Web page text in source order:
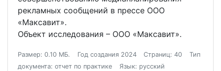
рекламных сообщений в прессе ООО
«Максавит».
Объект исследования – ООО «Максавит».
Размер: 0.10 МБ. Год создания 2024 Страниц: 40
Тип
документа: отчет по практике
Язык: русский